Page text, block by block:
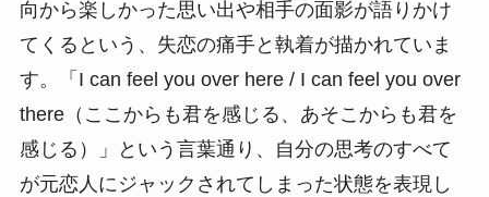
向から楽しかった思い出や相手の面影が語りかけ
てくるという、失恋の痛手と執着が描かれていま
す。「I can feel you over here / I can feel you over
there（ここからも君を感じる、あそこからも君を
感じる）」という言葉通り、自分の思考のすべて
が元恋人にジャックされてしまった状態を表現し